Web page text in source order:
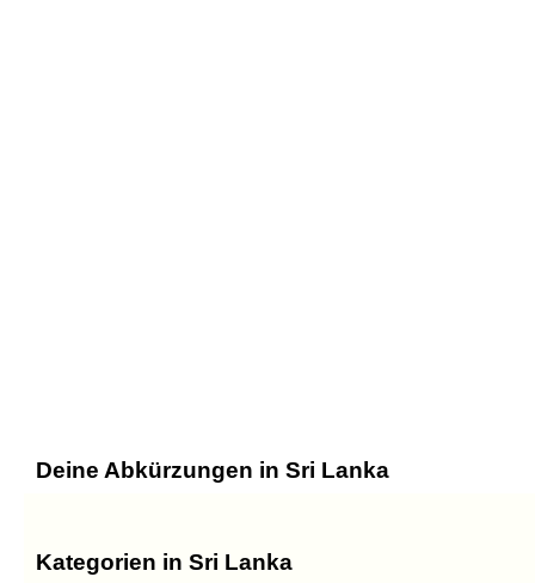
Deine Abkürzungen in Sri Lanka
Kategorien in Sri Lanka